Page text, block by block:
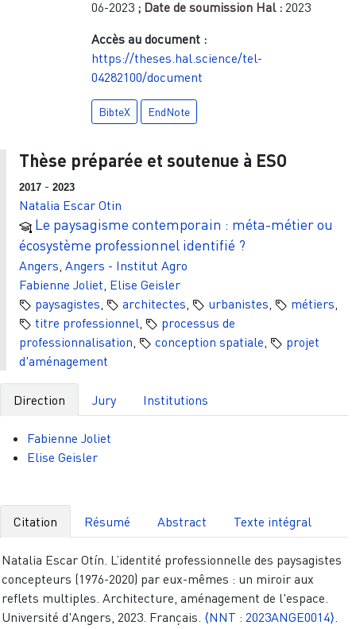
06-2023 ; Date de soumission Hal : 2023
Accès au document :
https://theses.hal.science/tel-
04282100/document
BibteX EndNote
Thèse préparée et soutenue à ESO
2017 - 2023
Natalia Escar Otin
Le paysagisme contemporain : méta-métier ou
écosystème professionnel identifié ?
Angers Angers - Institut Agro
Fabienne Joliet Elise Geisler
paysagistes
architectes urbanistes métiers
titre professionnel
processus de
professionnalisation
conception spatiale
projet
d'aménagement
Direction Jury Institutions
Fabienne Joliet
Elise Geisler
Citation Résumé Abstract Texte intégral
Natalia Escar Otín. L’identité professionnelle des paysagistes
concepteurs (1976-2020) par eux-mêmes : un miroir aux
reflets multiples. Architecture, aménagement de l'espace.
Université d'Angers, 2023. Français. ⟨NNT : 2023ANGE0014⟩